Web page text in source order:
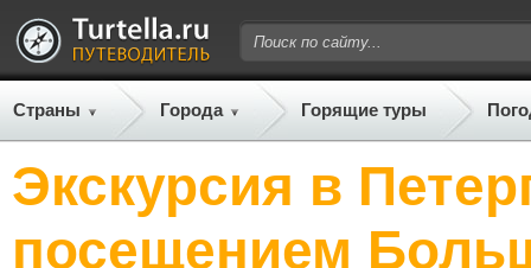
Страны Города Горящие туры
Экскурсия в
посещением